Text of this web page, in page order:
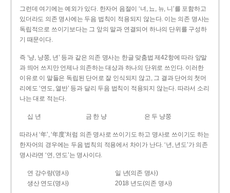
그런데 여기에는 예외가 있다. 한자어 음절이 ‘녀, 뇨, 뉴, 니’를 포함하고
있더라도 의존 명사에는 두음 법칙이 적용되지 않는다. 이는 의존 명사는
독립적으로 쓰이기보다는 그 앞의 말과 연결되어 하나의 단위를 구성하
기 때문이다.
즉 ‘냥, 냥쭝, 년’ 등과 같은 의존 명사는 한글 맞춤법 제42항에 따라 앞말
과 띄어 쓰지만 언제나 의존하는 대상과 하나의 단위로 쓰인다. 이러한
이유로 이 말들은 독립된 단어로 잘 인식되지 않고, 그 결과 단어의 첫머
리에도 ‘연도, 열반’ 등과 달리 두음 법칙이 적용되지 않는다. 따라서 소리
나는 대로 적는다.
십 년 금 한 냥 은 두 냥쭝
따라서 ‘年’, ‘年度’처럼 의존 명사로 쓰이기도 하고 명사로 쓰이기도 하는
한자어의 경우에는 두음 법칙의 적용에서 차이가 난다. ‘년, 년도’가 의존
명사라면 ‘연, 연도’는 명사이다.
연 강수량(명사)
일 년(의존 명사)
생산 연도(명사)
2018 년도(의존 명사)